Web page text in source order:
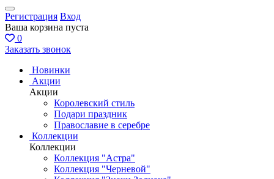
Регистрация Вход
Ваша корзина пуста
0
Заказать звонок
Новинки
Акции
Акции
Королевский стиль
Подари праздник
Православие в серебре
Коллекции
Коллекции
Коллекция "Астра"
Коллекция "Черневой"